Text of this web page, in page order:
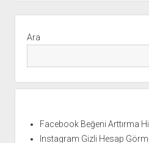
Menü
Ara
Facebook Beğeni Arttırma
Instagram Gizli Hesap